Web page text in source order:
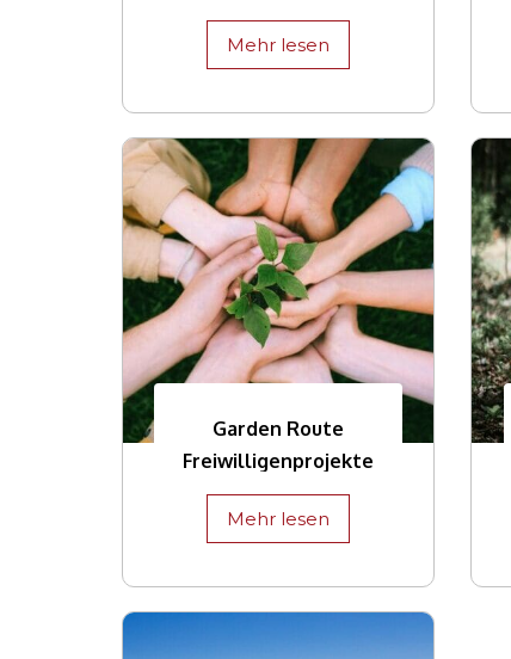
Hermanus bis zu den
Weinbergen von
Mehr lesen
Garden Route
Freiwilligenprojekte
Mehr lesen